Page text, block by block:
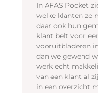
In AFAS Pocket
welke klanten ze
daar ook hun
klant belt voor
vooruitbladeren
dan we gewend
werk echt
van een klant al
in een overzicht